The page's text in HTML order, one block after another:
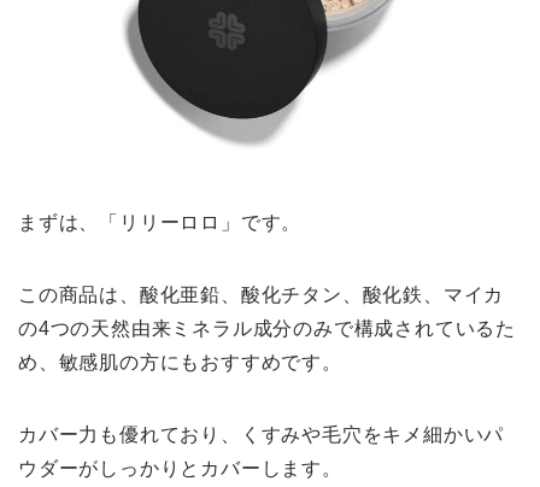
まずは、「リリーロロ」です。
この商品は、酸化亜鉛、酸化チタン、酸化鉄、マイカ
の4つの天然由来ミネラル成分のみで構成されているた
め、敏感肌の方にもおすすめです。
カバー力も優れており、くすみや毛穴をキメ細かいパ
ウダーがしっかりとカバーします。